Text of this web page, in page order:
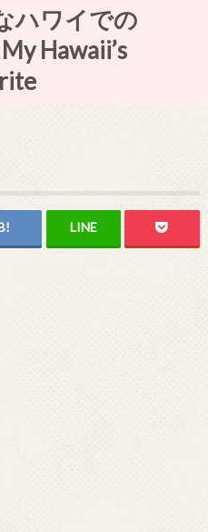
ハワイでの
Hawaii’s